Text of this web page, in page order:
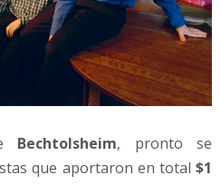
Bechtolsheim, pronto se
que aportaron en total $1